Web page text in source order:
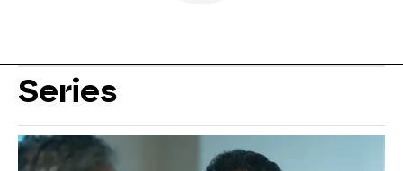
Series